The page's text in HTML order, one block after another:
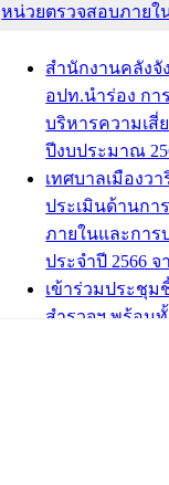
หน่วยตรวจสอบภายใ
สำนักงานคลัง
อปท.นำร่อง กา
บริหารความเสี่
ปีงบประมาณ
เทศบาลเมืองว
ประเมินด้านกา
ภายในและการ
ประจำปี 2566
เข้าร่วมประชุม
สำรวจฯ พร้อม